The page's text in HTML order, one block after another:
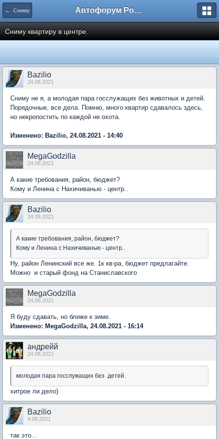
← Сниму Автофорум Ростова-на-Дону
Сниму квартиру в центре.
Bazilio
24.08.2021
Сниму не я, а молодая пара госслужащих без животных и детей.
Порядочные, все дела. Помню, много квартир сдавалось здесь,
но некропостить по каждой не охота.
Изменено: Bazilio, 24.08.2021 - 14:40
MegaGodzilla
24.08.2021
А какие требования, район, бюджет?
Кому и Ленина с Нахичиванью - центр..
Bazilio
24.08.2021
А какие требования, район, бюджет?
Кому и Ленина с Нахичиванью - центр..
Ну, район Ленинский все же. 1к кв-ра, бюджет предлагайте.
Можно и старый фонд на Станиславского
MegaGodzilla
24.08.2021
Я буду сдавать, но ближе к зиме.
Изменено: MegaGodzilla, 24.08.2021 - 16:14
андрейй
24.08.2021
молодая пара госслужащих без детей.
хитрое ли дело)
Bazilio
4.09.2021
так это...